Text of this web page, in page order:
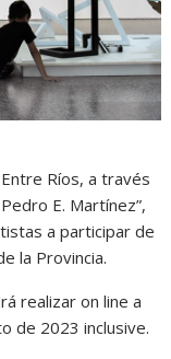
Ríos, a través
E. Martínez”,
a participar de
la Provincia.
realizar on line a
de 2023 inclusive.